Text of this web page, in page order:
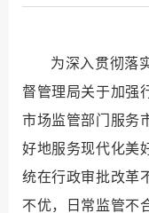
为深入贯彻落
督管理局关于加强
市场监管部门服务
好地服务现代化美
统在行政审批改革
不优，日常监管不